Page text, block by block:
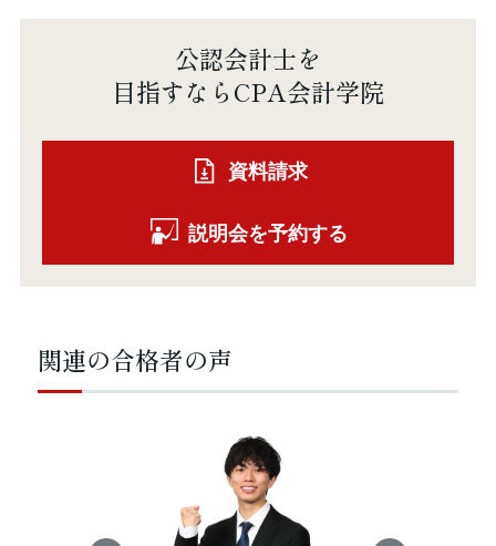
公認会計士を
目指すならCPA会計学院
資料請求
説明会を予約する
関連の合格者の声